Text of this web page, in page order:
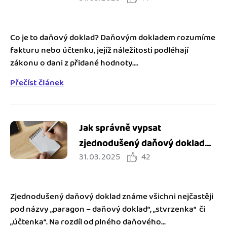
Co je to daňový doklad? Daňovým dokladem rozumíme
fakturu nebo účtenku, jejíž náležitosti podléhají
zákonu o dani z přidané hodnoty....
Přečíst článek
Jak správně vypsat
zjednodušený daňový doklad
neboli paragon
31. 03. 2025 42
Zjednodušený daňový doklad známe všichni nejčastěji
pod názvy „paragon – daňový doklad“, „stvrzenka“ či
„účtenka“. Na rozdíl od plného daňového...